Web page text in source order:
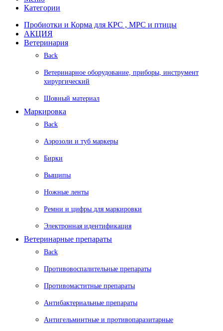
Категории
Пробиотки и Корма для КРС , МРС и птицы
АКЦИЯ
Ветеринария
Back
Ветеринарное оборудование, приборы, инструмент
хирургический
Шовный материал
Маркировка
Back
Аэрозоли и туб маркеры
Бирки
Выщипы
Ножные ленты
Ремни и цифры для маркировки
Электронная идентификация
Ветеринарные препараты
Back
Противовоспалительные препараты
Противомаститные препараты
Антибактериальные препараты
Антигельминтные и противопаразитарные